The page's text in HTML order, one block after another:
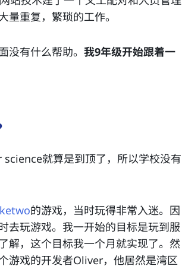
重复，繁琐的工作。
没有什么帮助。 我9年级开始跟着一
就算是到顶了，所以学校没有
的游戏，当时玩得非常入迷。因
去玩游戏。我一开始的目标是玩到服
解，这个目标我一个月就实现了。然
游戏的开发者Oliver，他居然是湾区